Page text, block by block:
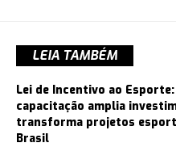
LEIA TAMBÉM
Lei de Incentivo ao
capacitação amplia
transforma projetos
Brasil